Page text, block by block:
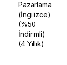
Pazarlama
(İngilizce)
(%50
İndirimli)
(4 Yıllık)